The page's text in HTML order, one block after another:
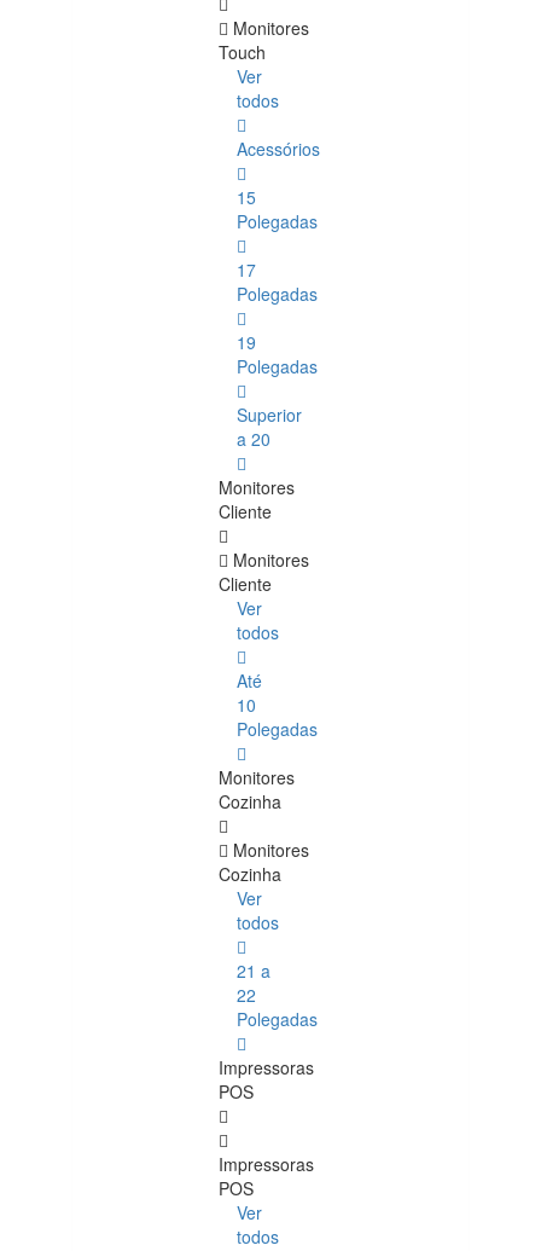
Monitores
Touch
Ver
todos
Acessórios
15
Polegadas
17
Polegadas
19
Polegadas
Superior
a 20
Monitores
Cliente
Monitores
Cliente
Ver
todos
Até
10
Polegadas
Monitores
Cozinha
Monitores
Cozinha
Ver
todos
21 a
22
Polegadas
Impressoras
POS
Impressoras
POS
Ver
todos